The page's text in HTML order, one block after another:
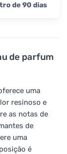
de parfum
uma
resinoso e
as notas de
de
uma
é
de 90 dias